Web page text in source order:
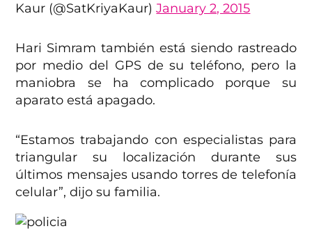
Kaur (@SatKriyaKaur)January 2, 2015
Hari Simram también está siendo rastreado
por medio del GPS de su teléfono, pero la
maniobra se ha complicado porque su
aparato está apagado.
“Estamos trabajando con especialistas para
triangular su localización durante sus
últimos mensajes usando torres de telefonía
celular”, dijo su familia.